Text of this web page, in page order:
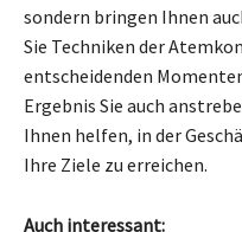
sondern bringen Ihnen
Sie Techniken der
entscheidenden
Ergebnis Sie auch
Ihnen helfen, in der
Ihre Ziele zu erreichen.
Auch interessant: